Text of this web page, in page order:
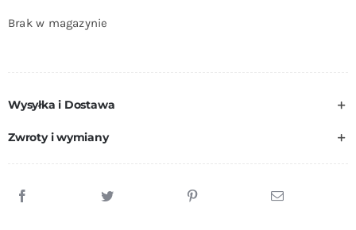
Brak w magazynie
Wysyłka i Dostawa
Zwroty i wymiany